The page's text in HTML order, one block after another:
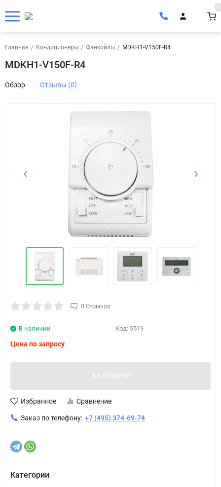
0
Главная / Кондиционеры / Фанкойлы / MDKH1-V150F-R4
MDKH1-V150F-R4
Обзор Отзывы (0)
‹ ›
0 Отзывов
Код: 5519
В наличии
Цена по запросу
В КОРЗИНУ
Избранное Сравнение
Заказ по телефону: +7 (495) 374-69-74
Категории